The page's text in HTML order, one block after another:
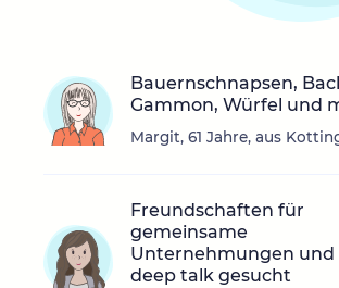
Bauernschnapsen,
Gammon, Würfel und
Margit, 61 Jahre, aus
Freundschaften für
gemeinsame
Unternehmungen und
deep talk gesucht